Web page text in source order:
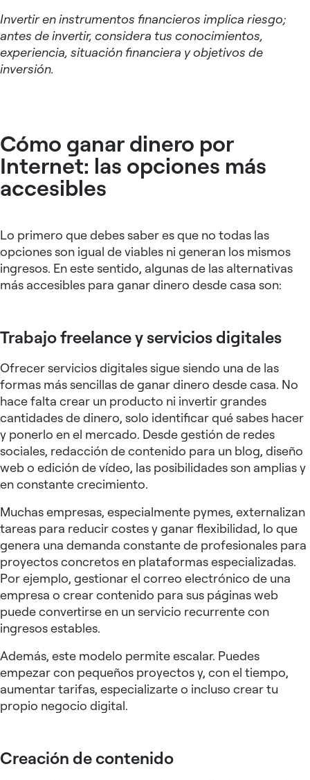
Invertir en instrumentos financieros implica riesgo;
antes de invertir, considera tus conocimientos,
experiencia, situación financiera y objetivos de
inversión.
Cómo ganar dinero por
Internet: las opciones más
accesibles
Lo primero que debes saber es que no todas las
opciones son igual de viables ni generan los mismos
ingresos. En este sentido, algunas de las alternativas
más accesibles para ganar dinero desde casa son:
Trabajo freelance y servicios digitales
Ofrecer servicios digitales sigue siendo una de las
formas más sencillas de ganar dinero desde casa. No
hace falta crear un producto ni invertir grandes
cantidades de dinero, solo identificar qué sabes hacer
y ponerlo en el mercado. Desde gestión de redes
sociales, redacción de contenido para un blog, diseño
web o edición de vídeo, las posibilidades son amplias y
en constante crecimiento.
Muchas empresas, especialmente pymes, externalizan
tareas para reducir costes y ganar flexibilidad, lo que
genera una demanda constante de profesionales para
proyectos concretos en plataformas especializadas.
Por ejemplo, gestionar el correo electrónico de una
empresa o crear contenido para sus páginas web
puede convertirse en un servicio recurrente con
ingresos estables.
Además, este modelo permite escalar. Puedes
empezar con pequeños proyectos y, con el tiempo,
aumentar tarifas, especializarte o incluso crear tu
propio negocio digital.
Creación de contenido